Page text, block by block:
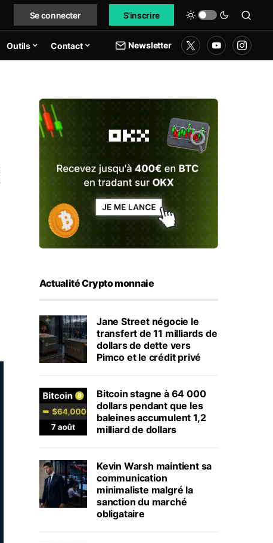
Se connecter S'inscrire
Outils Contact Newsletter
Actualité Crypto monnaie
Jane Street négocie le
transfert de 11 milliards de
dollars de dette vers
Pimco et le crédit privé
Bitcoin stagne à 64 000
dollars pendant que les
baleines accumulent 1,2
milliard de dollars
Kevin Warsh maintient sa
communication
minimaliste malgré la
sanction du marché
obligataire